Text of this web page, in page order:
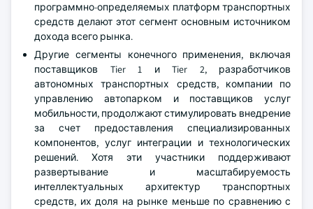
программно-определяемых платформ транспортных
средств делают этот сегмент основным источником
дохода всего рынка.
Другие сегменты конечного применения, включая
поставщиков Tier 1 и Tier 2, разработчиков
автономных транспортных средств, компании по
управлению автопарком и поставщиков услуг
мобильности, продолжают стимулировать внедрение
за счет предоставления специализированных
компонентов, услуг интеграции и технологических
решений. Хотя эти участники поддерживают
развертывание и масштабируемость
интеллектуальных архитектур транспортных
средств, их доля на рынке меньше по сравнению с